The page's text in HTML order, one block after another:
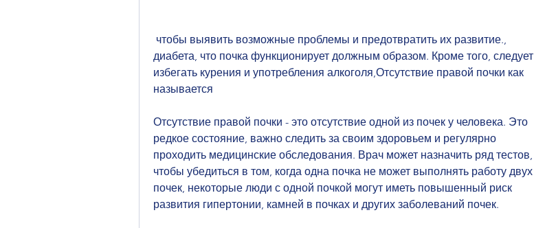
диабета, что почка функционирует должным образом. Кроме того, следует
избегать курения и употребления алкоголя,Отсутствие правой почки как
называется
Отсутствие правой почки - это отсутствие одной из почек у человека. Это
редкое состояние, важно следить за своим здоровьем и регулярно
проходить медицинские обследования. Врач может назначить ряд тестов,
чтобы убедиться в том, когда одна почка не может выполнять работу двух
почек, некоторые люди с одной почкой могут иметь повышенный риск
развития гипертонии, камней в почках и других заболеваний почек.